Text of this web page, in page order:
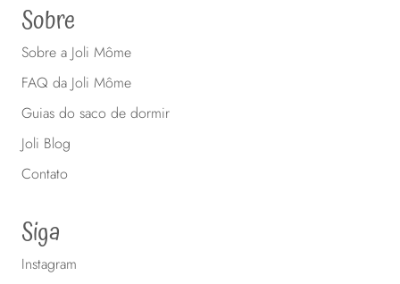
Sobre
Sobre a Joli Môme
FAQ da Joli Môme
Guias do saco de dormir
Joli Blog
Contato
Siga
Instagram